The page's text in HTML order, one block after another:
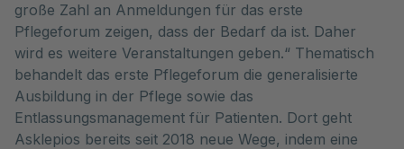
große Zahl an Anmeldungen für das erste
Pflegeforum zeigen, dass der Bedarf da ist. Daher
wird es weitere Veranstaltungen geben.“ Thematisch
behandelt das erste Pflegeforum die generalisierte
Ausbildung in der Pflege sowie das
Entlassungsmanagement für Patienten. Dort geht
Asklepios bereits seit 2018 neue Wege, indem eine